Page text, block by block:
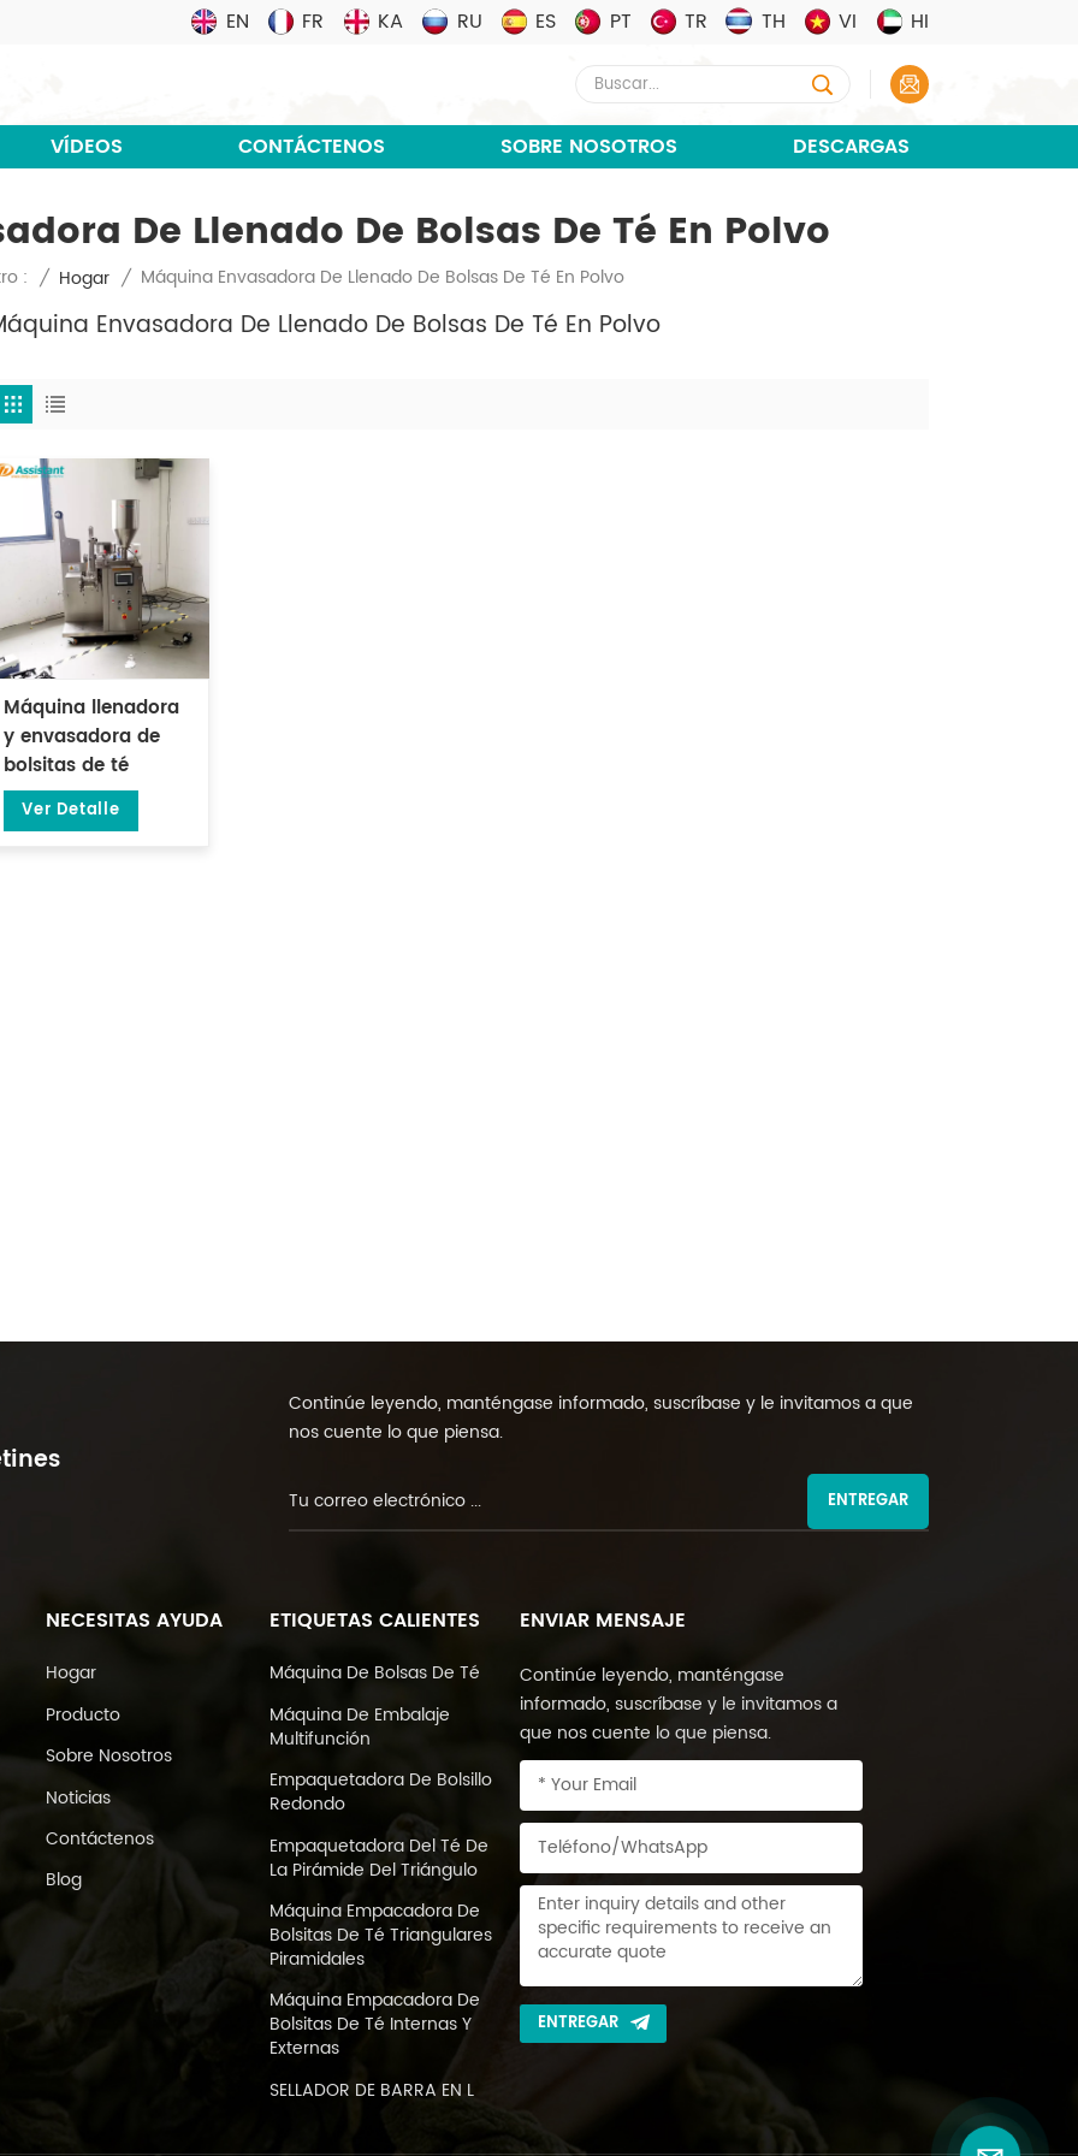
EN FR KA RU ES PT TR TH VI HI
VÍDEOS CONTÁCTENOS SOBRE NOSOTROS DESCARGAS
De Llenado De Bolsas De Té En Polvo
: / Hogar / Máquina Envasadora De Llenado De Bolsas De Té En Polvo
Envasadora De Llenado De Bolsas De Té En Polvo
Máquina llenadora
y envasadora de
bolsitas de té
cuadradas con hilo
y etiqueta DL-LSDP-
Ver Detalle
Continúe leyendo, manténgase informado, suscríbase y le invitamos a que
nos cuente lo que piensa.
ENTREGAR
NECESITAS AYUDA
Hogar
Producto
Sobre Nosotros
Noticias
Contáctenos
Blog
ETIQUETAS CALIENTES
Máquina De Bolsas De Té
Máquina De Embalaje
Multifunción
Empaquetadora De Bolsillo
Redondo
Empaquetadora Del Té De
La Pirámide Del Triángulo
Máquina Empacadora De
Bolsitas De Té Triangulares
Piramidales
Máquina Empacadora De
Bolsitas De Té Internas Y
Externas
SELLADOR DE BARRA EN L
ENVIAR MENSAJE
Continúe leyendo, manténgase
informado, suscríbase y le invitamos a
que nos cuente lo que piensa.
ENTREGAR